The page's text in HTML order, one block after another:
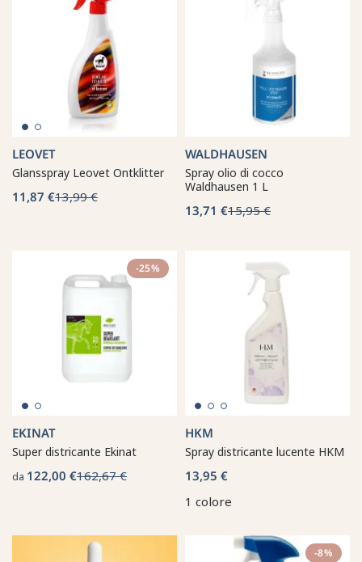
LEOVET
Glansspray Leovet Ontklitter
11,87 €13,99 €
WALDHAUSEN
Spray olio di cocco
Waldhausen 1 L
13,71 €15,95 €
-25%
EKINAT
Super districante Ekinat
da 122,00 €162,67 €
HKM
Spray districante lucente HKM
13,95 €
1 colore
-8%